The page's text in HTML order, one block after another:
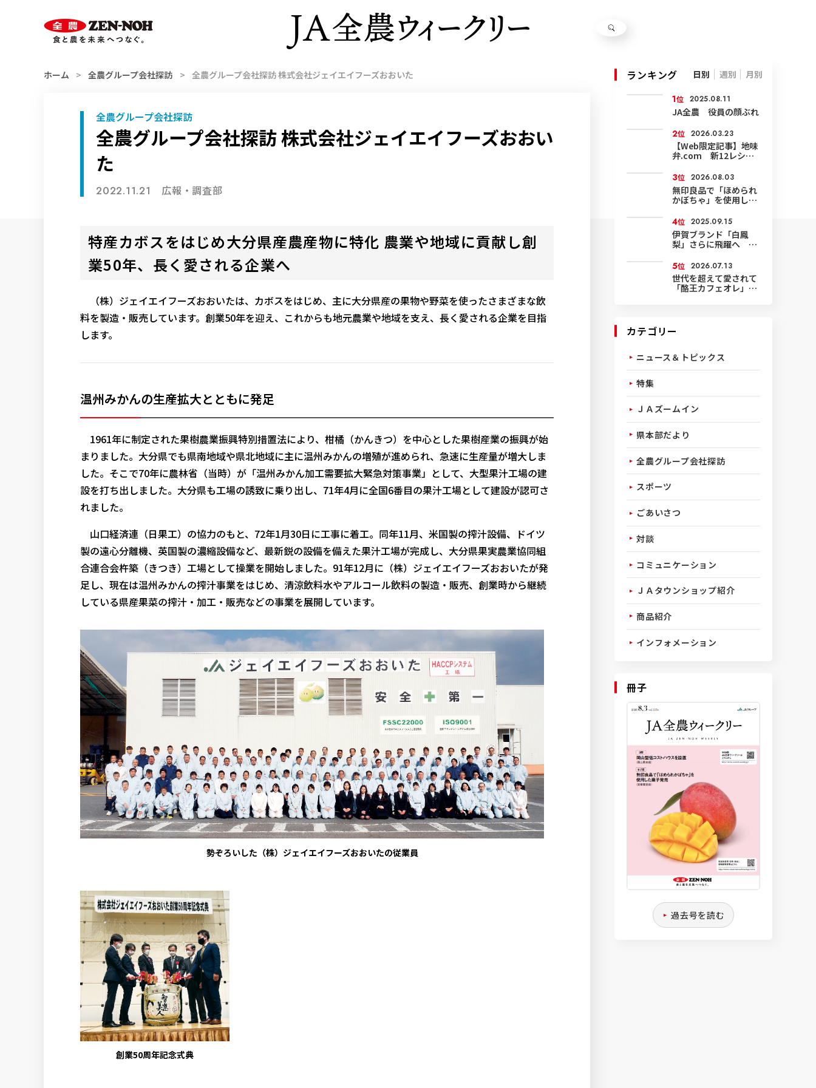
スマホ用
ハンバーガー
メニュー
ホーム 全農グループ会社探訪 全農グループ会社探訪 株式会社ジェイエイフーズおおいた
全農グループ会社探訪
全農グループ会社探訪 株式会社ジェイエイフーズおおい
た
2022.11.21 広報・調査部
特産カボスをはじめ大分県産農産物に特化 農業や地域に貢献し創
業50年、長く愛される企業へ
（株）ジェイエイフーズおおいたは、カボスをはじめ、主に大分県産の果物や野菜を使ったさまざまな飲
料を製造・販売しています。創業50年を迎え、これからも地元農業や地域を支え、長く愛される企業を目指
します。
温州みかんの生産拡大とともに発足
1961年に制定された果樹農業振興特別措置法により、柑橘（かんきつ）を中心とした果樹産業の振興が始
まりました。大分県でも県南地域や県北地域に主に温州みかんの増殖が進められ、急速に生産量が増大しま
した。そこで70年に農林省（当時）が「温州みかん加工需要拡大緊急対策事業」として、大型果汁工場の建
設を打ち出しました。大分県も工場の誘致に乗り出し、71年4月に全国6番目の果汁工場として建設が認可さ
れました。
山口経済連（日果工）の協力のもと、72年1月30日に工事に着工。同年11月、米国製の搾汁設備、ドイツ
製の遠心分離機、英国製の濃縮設備など、最新鋭の設備を備えた果汁工場が完成し、大分県果実農業協同組
合連合会杵築（きつき）工場として操業を開始しました。91年12月に（株）ジェイエイフーズおおいたが発
足し、現在は温州みかんの搾汁事業をはじめ、清涼飲料水やアルコール飲料の製造・販売、創業時から継続
している県産果菜の搾汁・加工・販売などの事業を展開しています。
勢ぞろいした（株）ジェイエイフーズおおいたの従業員
創業50周年記念式典
ランキング 日別 週別 月別
1位 2025.08.11
JA全農 役員の顔ぶれ
2位 2026.03.23
【Web限定記事】地味
弁.com 新12レシピ
3位 2026.08.03
無印良品で「ほめられ
かぼちゃ」を使用した
4位 2025.09.15
伊賀ブランド「白鳳
梨」さらに飛躍へ 環
積も輸出も拡大
5位 2026.07.13
世代を超えて愛されて
「酪王カフェオレ」50
カテゴリー
ニュース＆トピックス
特集
ＪＡズームイン
県本部だより
全農グループ会社探訪
スポーツ
ごあいさつ
対談
コミュニケーション
ＪＡタウンショップ紹介
商品紹介
インフォメーション
冊子
過去号を読む